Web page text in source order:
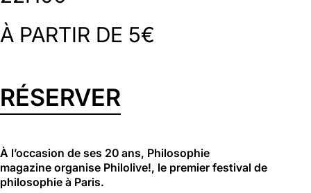
Halle aux
Oliviers🍴
Jeu, Ven, Sam : 19h00 - 01h00
Dim : 11h30 - 16h00
Lun, Mar, Mer : Fermé
À PARTIR DE 5€
RÉSERVER
À l’occasion de ses 20 ans, Philosophie
magazine organise Philolive!, le premier festival de
philosophie à Paris.